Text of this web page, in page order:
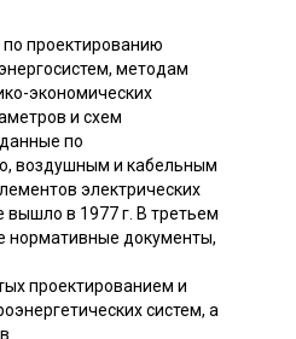
проектированию
методам
экономических
и схем
по
воздушным и кабельным
электрических
вышло в 1977 г. В третьем
нормативные документы,
проектированием и
систем, а